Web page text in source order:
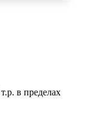
в пределах